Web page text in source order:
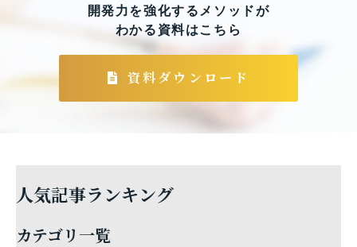
開発力を強化するメソッドが
わかる資料はこちら
資料ダウンロード
人気記事ランキング
カテゴリ一覧